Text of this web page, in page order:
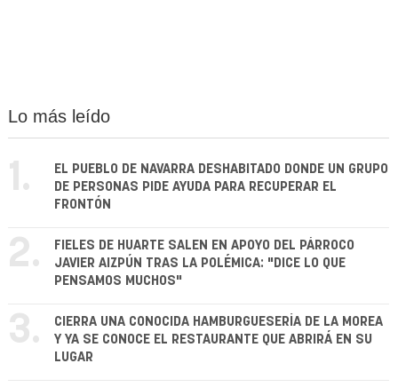
Lo más leído
1.
EL PUEBLO DE NAVARRA DESHABITADO DONDE UN GRUPO
DE PERSONAS PIDE AYUDA PARA RECUPERAR EL
FRONTÓN
2.
FIELES DE HUARTE SALEN EN APOYO DEL PÁRROCO
JAVIER AIZPÚN TRAS LA POLÉMICA: "DICE LO QUE
PENSAMOS MUCHOS"
3.
CIERRA UNA CONOCIDA HAMBURGUESERÍA DE LA MOREA
Y YA SE CONOCE EL RESTAURANTE QUE ABRIRÁ EN SU
LUGAR